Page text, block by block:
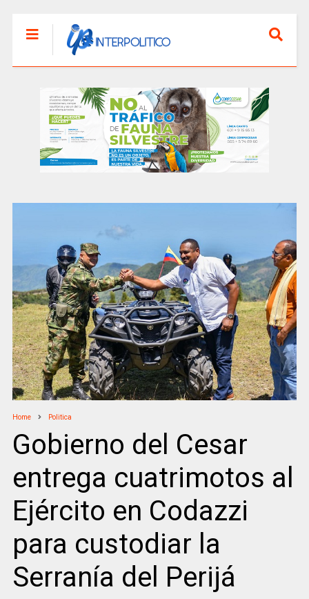
Home Politica
Gobierno del Cesar
entrega cuatrimotos al
Ejército en Codazzi
para custodiar la
Serranía del Perijá